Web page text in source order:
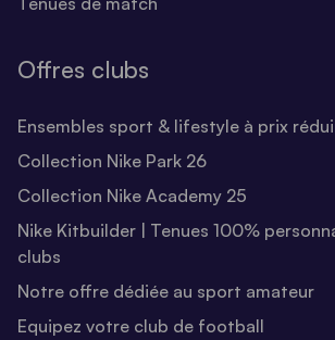
Offres clubs
Ensembles sport & lifestyle à prix
Collection Nike Park 26
Collection Nike Academy 25
Nike Kitbuilder | Tenues 100%
clubs
Notre offre dédiée au sport amateur
Equipez votre club de football